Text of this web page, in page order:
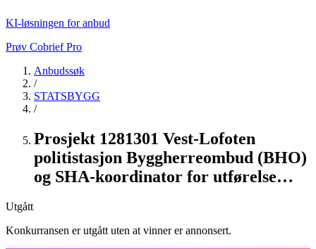
KI-løsningen for anbud
Prøv Cobrief Pro
Anbudssøk
/
STATSBYGG
/
Prosjekt 1281301 Vest-Lofoten
politistasjon Byggherreombud (BHO)
og SHA-koordinator for utførelse…
Utgått
Konkurransen er utgått uten at vinner er annonsert.